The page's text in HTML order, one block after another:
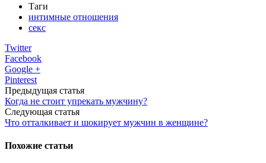
Таги
интимные отношения
секс
Twitter
Facebook
Google +
Pinterest
Предыдущая статья
Когда не стоит упрекать мужчину?
Следующая статья
Что отталкивает и шокирует мужчин в женщине?
Похожие статьи